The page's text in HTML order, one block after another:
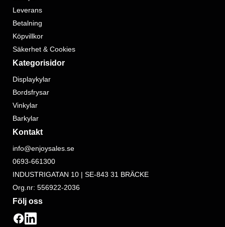
Leverans
Betalning
Köpvillkor
Säkerhet & Cookies
Kategorisidor
Displaykylar
Bordsfrysar
Vinkylar
Barkylar
Kontakt
info@enjoysales.se
0693-661300
INDUSTRIGATAN 10 | SE-843 31 BRÄCKE
Org.nr: 556922-2036
Följ oss